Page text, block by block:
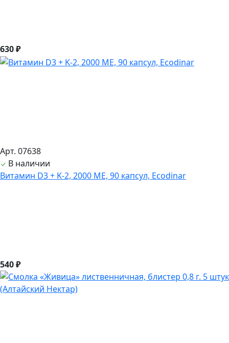
630 ₽
Арт. 07638
В наличии
Витамин D3 + K-2, 2000 ME, 90 капсул, Ecodinar
540 ₽